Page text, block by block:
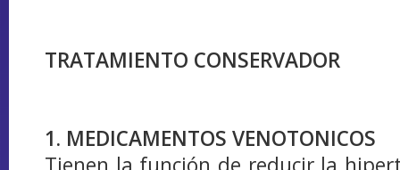
TRATAMIENTO CONSERVADOR
1. MEDICAMENTOS VENOTONICOS